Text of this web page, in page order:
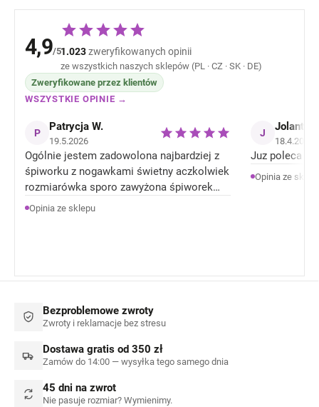
4,9/51.023zweryfikowanych opinii
ze wszystkich naszych sklepów (PL · CZ · SK · DE)
Zweryfikowane przez klientów
WSZYSTKIE OPINIE →
P Patrycja W.
19.5.2026
Ogólnie jestem zadowolona najbardziej z
śpiworku z nogawkami świetny aczkolwiek
rozmiarówka sporo zawyżona śpiworek
rozmiar 92 jest jak 104 rozmiar . Ale
Opinia ze sklepu
J Jolanta
18.4.2026
Juz poleca
Opinia ze
Bezproblemowe zwroty
Zwroty i reklamacje bez stresu
Dostawa gratis od 350 zł
Zamów do 14:00 — wysyłka tego samego dnia
45 dni na zwrot
Nie pasuje rozmiar? Wymienimy.